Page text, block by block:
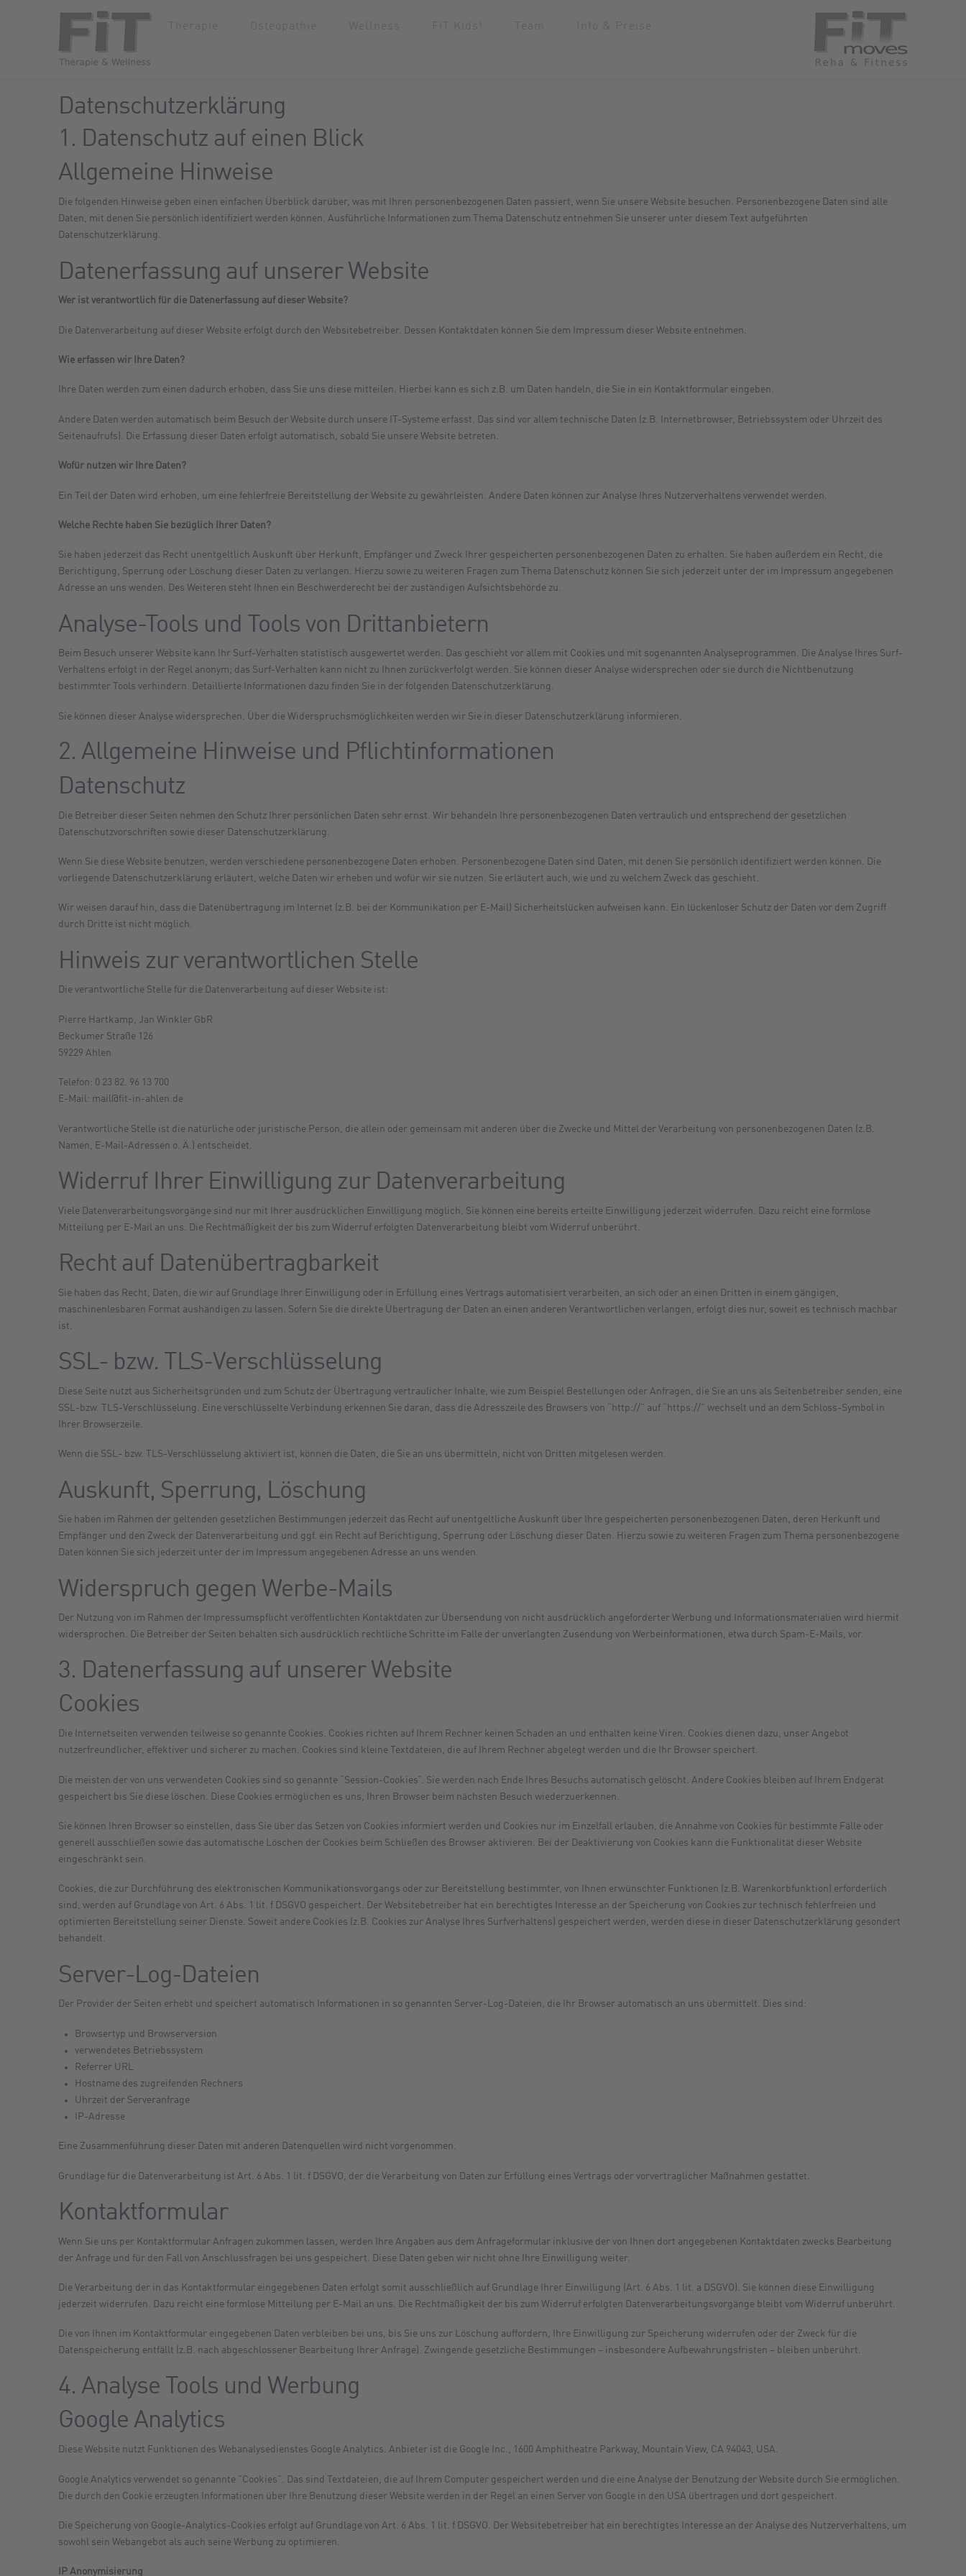
Datenschutzerklärung
1. Datenschutz auf einen Blick
Allgemeine Hinweise
Die folgenden Hinweise geben einen einfachen Überblick darüber, was mit Ihren personenbezogenen Daten passiert, wenn Sie unsere Website besuchen. Personenbezogene Daten sind alle
Daten, mit denen Sie persönlich identifiziert werden können. Ausführliche Informationen zum Thema Datenschutz entnehmen Sie unserer unter diesem Text aufgeführten
Datenschutzerklärung.
Datenerfassung auf unserer Website
Wer ist verantwortlich für die Datenerfassung auf dieser Website?
Die Datenverarbeitung auf dieser Website erfolgt durch den Websitebetreiber. Dessen Kontaktdaten können Sie dem Impressum dieser Website entnehmen.
Wie erfassen wir Ihre Daten?
Ihre Daten werden zum einen dadurch erhoben, dass Sie uns diese mitteilen. Hierbei kann es sich z.B. um Daten handeln, die Sie in ein Kontaktformular eingeben.
Andere Daten werden automatisch beim Besuch der Website durch unsere IT-Systeme erfasst. Das sind vor allem technische Daten (z.B. Internetbrowser, Betriebssystem oder Uhrzeit des
Seitenaufrufs). Die Erfassung dieser Daten erfolgt automatisch, sobald Sie unsere Website betreten.
Wofür nutzen wir Ihre Daten?
Ein Teil der Daten wird erhoben, um eine fehlerfreie Bereitstellung der Website zu gewährleisten. Andere Daten können zur Analyse Ihres Nutzerverhaltens verwendet werden.
Welche Rechte haben Sie bezüglich Ihrer Daten?
Sie haben jederzeit das Recht unentgeltlich Auskunft über Herkunft, Empfänger und Zweck Ihrer gespeicherten personenbezogenen Daten zu erhalten. Sie haben außerdem ein Recht, die
Berichtigung, Sperrung oder Löschung dieser Daten zu verlangen. Hierzu sowie zu weiteren Fragen zum Thema Datenschutz können Sie sich jederzeit unter der im Impressum angegebenen
Adresse an uns wenden. Des Weiteren steht Ihnen ein Beschwerderecht bei der zuständigen Aufsichtsbehörde zu.
Analyse-Tools und Tools von Drittanbietern
Beim Besuch unserer Website kann Ihr Surf-Verhalten statistisch ausgewertet werden. Das geschieht vor allem mit Cookies und mit sogenannten Analyseprogrammen. Die Analyse Ihres Surf-
Verhaltens erfolgt in der Regel anonym; das Surf-Verhalten kann nicht zu Ihnen zurückverfolgt werden. Sie können dieser Analyse widersprechen oder sie durch die Nichtbenutzung
bestimmter Tools verhindern. Detaillierte Informationen dazu finden Sie in der folgenden Datenschutzerklärung.
Sie können dieser Analyse widersprechen. Über die Widerspruchsmöglichkeiten werden wir Sie in dieser Datenschutzerklärung informieren.
2. Allgemeine Hinweise und Pflichtinformationen
Datenschutz
Die Betreiber dieser Seiten nehmen den Schutz Ihrer persönlichen Daten sehr ernst. Wir behandeln Ihre personenbezogenen Daten vertraulich und entsprechend der gesetzlichen
Datenschutzvorschriften sowie dieser Datenschutzerklärung.
Wenn Sie diese Website benutzen, werden verschiedene personenbezogene Daten erhoben. Personenbezogene Daten sind Daten, mit denen Sie persönlich identifiziert werden können. Die
vorliegende Datenschutzerklärung erläutert, welche Daten wir erheben und wofür wir sie nutzen. Sie erläutert auch, wie und zu welchem Zweck das geschieht.
Wir weisen darauf hin, dass die Datenübertragung im Internet (z.B. bei der Kommunikation per E-Mail) Sicherheitslücken aufweisen kann. Ein lückenloser Schutz der Daten vor dem Zugriff
durch Dritte ist nicht möglich.
Hinweis zur verantwortlichen Stelle
Die verantwortliche Stelle für die Datenverarbeitung auf dieser Website ist:
Pierre Hartkamp, Jan Winkler GbR
Beckumer Straße 126
59229 Ahlen
Telefon: 0 23 82. 96 13 700
E-Mail: mail@fit-in-ahlen.de
Verantwortliche Stelle ist die natürliche oder juristische Person, die allein oder gemeinsam mit anderen über die Zwecke und Mittel der Verarbeitung von personenbezogenen Daten (z.B.
Namen, E-Mail-Adressen o. Ä.) entscheidet.
Widerruf Ihrer Einwilligung zur Datenverarbeitung
Viele Datenverarbeitungsvorgänge sind nur mit Ihrer ausdrücklichen Einwilligung möglich. Sie können eine bereits erteilte Einwilligung jederzeit widerrufen. Dazu reicht eine formlose
Mitteilung per E-Mail an uns. Die Rechtmäßigkeit der bis zum Widerruf erfolgten Datenverarbeitung bleibt vom Widerruf unberührt.
Recht auf Datenübertragbarkeit
Sie haben das Recht, Daten, die wir auf Grundlage Ihrer Einwilligung oder in Erfüllung eines Vertrags automatisiert verarbeiten, an sich oder an einen Dritten in einem gängigen,
maschinenlesbaren Format aushändigen zu lassen. Sofern Sie die direkte Übertragung der Daten an einen anderen Verantwortlichen verlangen, erfolgt dies nur, soweit es technisch machbar
ist.
SSL- bzw. TLS-Verschlüsselung
Diese Seite nutzt aus Sicherheitsgründen und zum Schutz der Übertragung vertraulicher Inhalte, wie zum Beispiel Bestellungen oder Anfragen, die Sie an uns als Seitenbetreiber senden, eine
SSL-bzw. TLS-Verschlüsselung. Eine verschlüsselte Verbindung erkennen Sie daran, dass die Adresszeile des Browsers von “http://” auf “https://” wechselt und an dem Schloss-Symbol in
Ihrer Browserzeile.
Wenn die SSL- bzw. TLS-Verschlüsselung aktiviert ist, können die Daten, die Sie an uns übermitteln, nicht von Dritten mitgelesen werden.
Auskunft, Sperrung, Löschung
Sie haben im Rahmen der geltenden gesetzlichen Bestimmungen jederzeit das Recht auf unentgeltliche Auskunft über Ihre gespeicherten personenbezogenen Daten, deren Herkunft und
Empfänger und den Zweck der Datenverarbeitung und ggf. ein Recht auf Berichtigung, Sperrung oder Löschung dieser Daten. Hierzu sowie zu weiteren Fragen zum Thema personenbezogene
Daten können Sie sich jederzeit unter der im Impressum angegebenen Adresse an uns wenden.
Widerspruch gegen Werbe-Mails
Der Nutzung von im Rahmen der Impressumspflicht veröffentlichten Kontaktdaten zur Übersendung von nicht ausdrücklich angeforderter Werbung und Informationsmaterialien wird hiermit
widersprochen. Die Betreiber der Seiten behalten sich ausdrücklich rechtliche Schritte im Falle der unverlangten Zusendung von Werbeinformationen, etwa durch Spam-E-Mails, vor.
3. Datenerfassung auf unserer Website
Cookies
Die Internetseiten verwenden teilweise so genannte Cookies. Cookies richten auf Ihrem Rechner keinen Schaden an und enthalten keine Viren. Cookies dienen dazu, unser Angebot
nutzerfreundlicher, effektiver und sicherer zu machen. Cookies sind kleine Textdateien, die auf Ihrem Rechner abgelegt werden und die Ihr Browser speichert.
Die meisten der von uns verwendeten Cookies sind so genannte “Session-Cookies”. Sie werden nach Ende Ihres Besuchs automatisch gelöscht. Andere Cookies bleiben auf Ihrem Endgerät
gespeichert bis Sie diese löschen. Diese Cookies ermöglichen es uns, Ihren Browser beim nächsten Besuch wiederzuerkennen.
Sie können Ihren Browser so einstellen, dass Sie über das Setzen von Cookies informiert werden und Cookies nur im Einzelfall erlauben, die Annahme von Cookies für bestimmte Fälle oder
generell ausschließen sowie das automatische Löschen der Cookies beim Schließen des Browser aktivieren. Bei der Deaktivierung von Cookies kann die Funktionalität dieser Website
eingeschränkt sein.
Cookies, die zur Durchführung des elektronischen Kommunikationsvorgangs oder zur Bereitstellung bestimmter, von Ihnen erwünschter Funktionen (z.B. Warenkorbfunktion) erforderlich
sind, werden auf Grundlage von Art. 6 Abs. 1 lit. f DSGVO gespeichert. Der Websitebetreiber hat ein berechtigtes Interesse an der Speicherung von Cookies zur technisch fehlerfreien und
optimierten Bereitstellung seiner Dienste. Soweit andere Cookies (z.B. Cookies zur Analyse Ihres Surfverhaltens) gespeichert werden, werden diese in dieser Datenschutzerklärung gesondert
behandelt.
Server-Log-Dateien
Der Provider der Seiten erhebt und speichert automatisch Informationen in so genannten Server-Log-Dateien, die Ihr Browser automatisch an uns übermittelt. Dies sind:
Browsertyp und Browserversion
verwendetes Betriebssystem
Referrer URL
Hostname des zugreifenden Rechners
Uhrzeit der Serveranfrage
IP-Adresse
Eine Zusammenführung dieser Daten mit anderen Datenquellen wird nicht vorgenommen.
Grundlage für die Datenverarbeitung ist Art. 6 Abs. 1 lit. f DSGVO, der die Verarbeitung von Daten zur Erfüllung eines Vertrags oder vorvertraglicher Maßnahmen gestattet.
Kontaktformular
Wenn Sie uns per Kontaktformular Anfragen zukommen lassen, werden Ihre Angaben aus dem Anfrageformular inklusive der von Ihnen dort angegebenen Kontaktdaten zwecks Bearbeitung
der Anfrage und für den Fall von Anschlussfragen bei uns gespeichert. Diese Daten geben wir nicht ohne Ihre Einwilligung weiter.
Die Verarbeitung der in das Kontaktformular eingegebenen Daten erfolgt somit ausschließlich auf Grundlage Ihrer Einwilligung (Art. 6 Abs. 1 lit. a DSGVO). Sie können diese Einwilligung
jederzeit widerrufen. Dazu reicht eine formlose Mitteilung per E-Mail an uns. Die Rechtmäßigkeit der bis zum Widerruf erfolgten Datenverarbeitungsvorgänge bleibt vom Widerruf unberührt.
Die von Ihnen im Kontaktformular eingegebenen Daten verbleiben bei uns, bis Sie uns zur Löschung auffordern, Ihre Einwilligung zur Speicherung widerrufen oder der Zweck für die
Datenspeicherung entfällt (z.B. nach abgeschlossener Bearbeitung Ihrer Anfrage). Zwingende gesetzliche Bestimmungen – insbesondere Aufbewahrungsfristen – bleiben unberührt.
4. Analyse Tools und Werbung
Google Analytics
Diese Website nutzt Funktionen des Webanalysedienstes Google Analytics. Anbieter ist die Google Inc., 1600 Amphitheatre Parkway, Mountain View, CA 94043, USA.
Google Analytics verwendet so genannte "Cookies". Das sind Textdateien, die auf Ihrem Computer gespeichert werden und die eine Analyse der Benutzung der Website durch Sie ermöglichen.
Die durch den Cookie erzeugten Informationen über Ihre Benutzung dieser Website werden in der Regel an einen Server von Google in den USA übertragen und dort gespeichert.
Die Speicherung von Google-Analytics-Cookies erfolgt auf Grundlage von Art. 6 Abs. 1 lit. f DSGVO. Der Websitebetreiber hat ein berechtigtes Interesse an der Analyse des Nutzerverhaltens, um
sowohl sein Webangebot als auch seine Werbung zu optimieren.
IP Anonymisierung